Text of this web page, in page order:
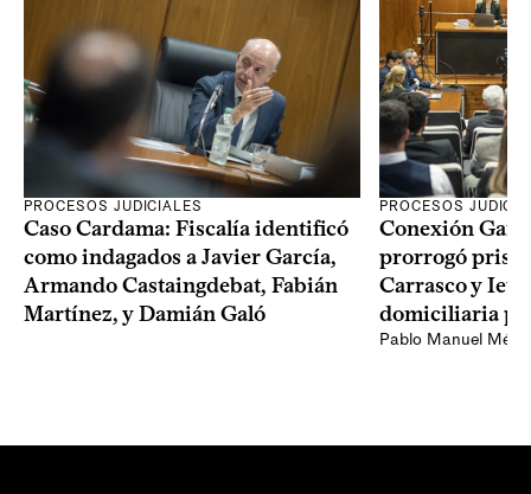
PROCESOS JUDICIALES
Caso Cardama: Fiscalía identificó
como indagados a Javier García,
Armando Castaingdebat, Fabián
Martínez, y Damián Galó
PROCESOS
Conexión
prorrogó
Carrasco y
domiciliaria
Pablo Manuel